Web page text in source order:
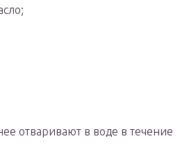
отваривают в воде в течение